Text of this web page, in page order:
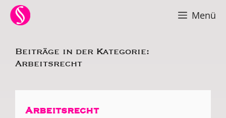
Zum
Inhalt
Menü
Beiträge in der Kategorie:
Arbeitsrecht
Arbeitsrecht